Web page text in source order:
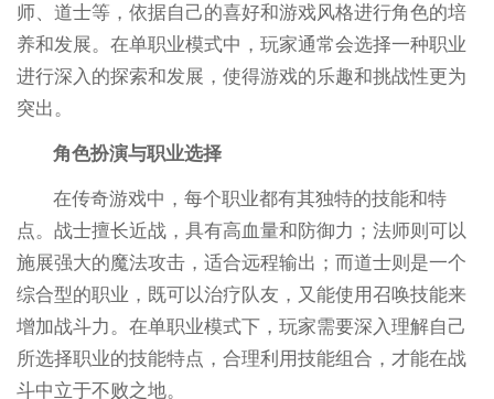
师、道士等，依据自己的喜好和游戏风格进行角色的培
养和发展。在单职业模式中，玩家通常会选择一种职业
进行深入的探索和发展，使得游戏的乐趣和挑战性更为
突出。
角色扮演与职业选择
在传奇游戏中，每个职业都有其独特的技能和特
点。战士擅长近战，具有高血量和防御力；法师则可以
施展强大的魔法攻击，适合远程输出；而道士则是一个
综合型的职业，既可以治疗队友，又能使用召唤技能来
增加战斗力。在单职业模式下，玩家需要深入理解自己
所选择职业的技能特点，合理利用技能组合，才能在战
斗中立于不败之地。